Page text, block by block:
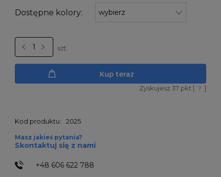
Dostępne kolory:
szt.
Kup teraz
Zyskujesz 37 pkt [ ? ]
Kod produktu: 2025
Masz jakieś pytania?
Skontaktuj się z nami
+48 606 622 788